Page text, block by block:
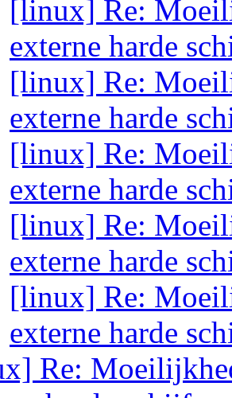
[linux] Re:
externe harde
[linux] Re:
externe harde
[linux] Re:
externe harde
[linux] Re:
externe harde
[linux] Re:
externe harde
Re: